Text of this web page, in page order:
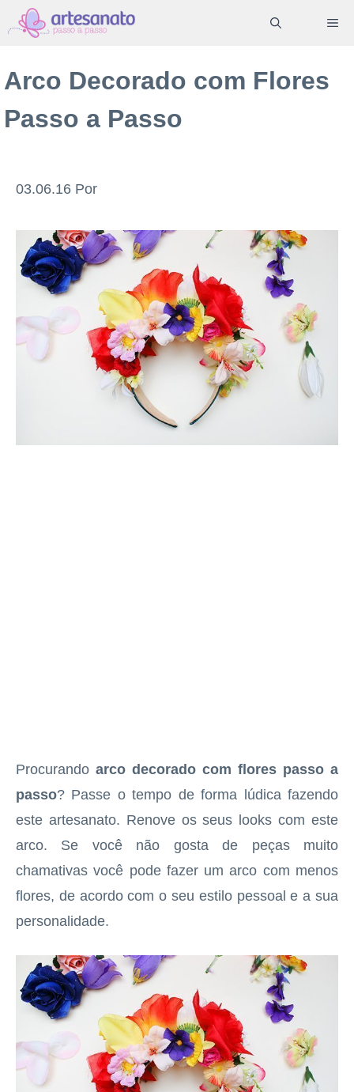
Pular
para
conteúdo
Arco Decorado com Flores
Passo a Passo
03.06.16 Por
Procurando arco decorado com flores passo a
passo? Passe o tempo de forma lúdica fazendo
este artesanato. Renove os seus looks com este
arco. Se você não gosta de peças muito
chamativas você pode fazer um arco com menos
flores, de acordo com o seu estilo pessoal e a sua
personalidade.